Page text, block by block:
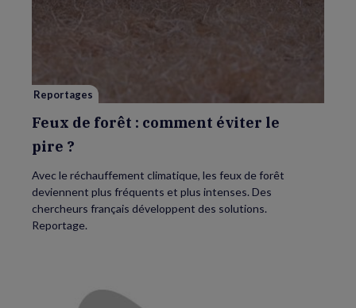
Reportages
Feux de forêt : comment éviter le
pire ?
Avec le réchauffement climatique, les feux de forêt
deviennent plus fréquents et plus intenses. Des
chercheurs français développent des solutions.
Reportage.